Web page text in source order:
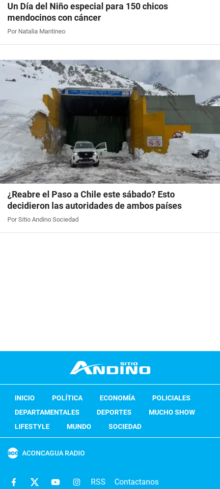
Un Día del Niño especial para 150 chicos
mendocinos con cáncer
Por Natalia Mantineo
¿Reabre el Paso a Chile este sábado? Esto
decidieron las autoridades de ambos países
Por Sitio Andino Sociedad
INICIO POLÍTICA ECONOMÍA
POLICIALES
DEPARTAMENTALES
DEPORTES
MUCHO SHOW
LIFESTYLE
MUNDO SOCIEDAD
ACONCAGUA RADIO
RSS Contactanos